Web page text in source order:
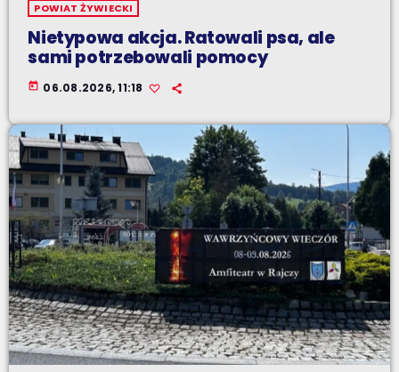
POWIAT ŻYWIECKI
Nietypowa akcja. Ratowali psa, ale
sami potrzebowali pomocy
today 06.08.2026, 11:18